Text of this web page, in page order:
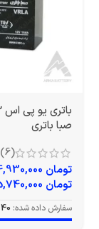
صبا باتری
(6)
تومان
تومان
سفارش داده شده: 40